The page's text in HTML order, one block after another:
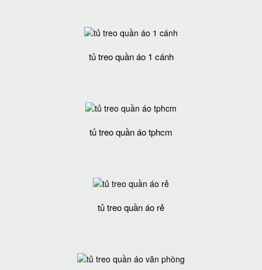
tủ treo quần áo 1 cánh
tủ treo quần áo tphcm
tủ treo quần áo rẻ